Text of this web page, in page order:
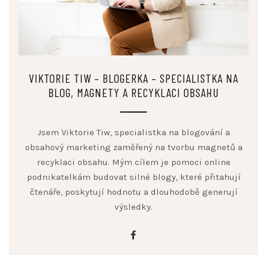
VIKTORIE TIW – BLOGERKA – SPECIALISTKA NA
BLOG, MAGNETY A RECYKLACI OBSAHU
Jsem Viktorie Tiw, specialistka na blogování a
obsahový marketing zaměřený na tvorbu magnetů a
recyklaci obsahu. Mým cílem je pomoci online
podnikatelkám budovat silné blogy, které přitahují
čtenáře, poskytují hodnotu a dlouhodobě generují
výsledky.